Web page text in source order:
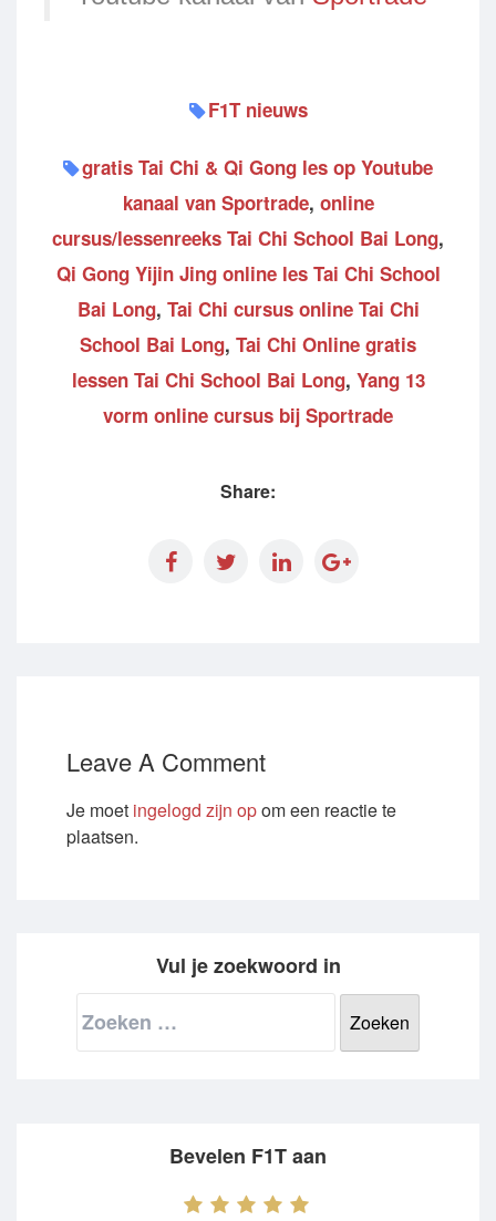
F1T nieuws
gratis Tai Chi & Qi Gong les op Youtube
kanaal van Sportrade, online
cursus/lessenreeks Tai Chi School Bai Long,
Qi Gong Yijin Jing online les Tai Chi School
Bai Long, Tai Chi cursus online Tai Chi
School Bai Long, Tai Chi Online gratis
lessen Tai Chi School Bai Long, Yang 13
vorm online cursus bij Sportrade
Share:
Leave A Comment
Je moet ingelogd zijn opom een reactie te
plaatsen.
Vul je zoekwoord in
naar:
Bevelen F1T aan